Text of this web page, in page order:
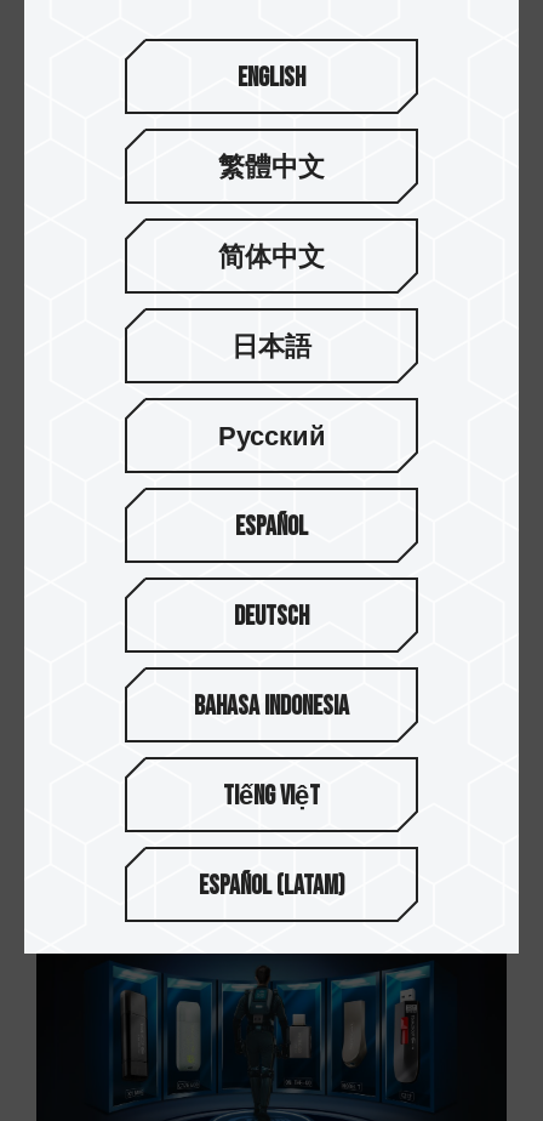
固态硬盘好多种，磁吸？挂孔？支持兔笼安...
什么是CAMM2？SO-DIMM未来是否会被取代？
English
繁體中文
简体中文
日本語
Русский
Español
Deutsch
Bahasa Indonesia
Tiếng Việt
Español (Latam)